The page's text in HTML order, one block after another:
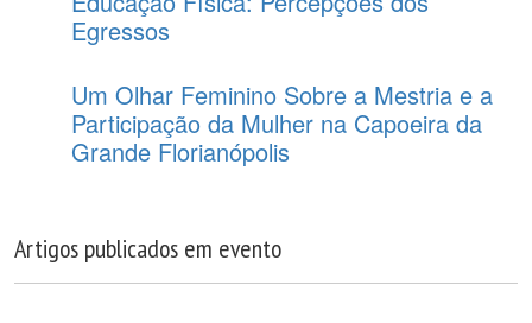
Egressos
Um Olhar Feminino Sobre a Mestria e a
Participação da Mulher na Capoeira da
Grande Florianópolis
Artigos publicados em evento